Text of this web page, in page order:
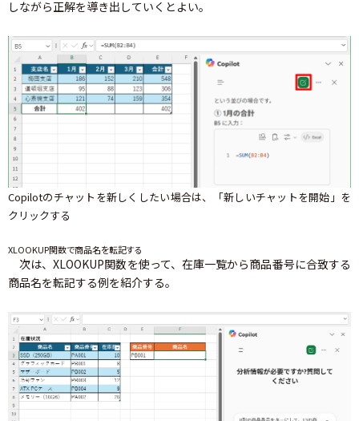
しながら正解を導き出していくとよい。
Copilotのチャットを新しくしたい場合は、「新しいチャットを開始」を
クリックする
XLOOKUP関数で商品名を転記する
次は、XLOOKUP関数を使って、在庫一覧から商品番号に合致する
商品名を転記する例を紹介する。